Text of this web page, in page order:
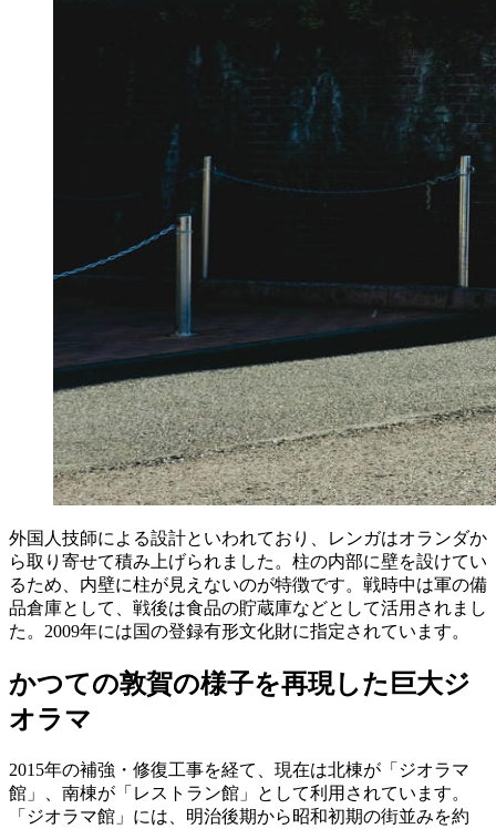
外国人技師による設計といわれており、レンガはオランダか
ら取り寄せて積み上げられました。柱の内部に壁を設けてい
るため、内壁に柱が見えないのが特徴です。戦時中は軍の備
品倉庫として、戦後は食品の貯蔵庫などとして活用されまし
た。2009年には国の登録有形文化財に指定されています。
かつての敦賀の様子を再現した巨大ジ
オラマ
2015年の補強・修復工事を経て、現在は北棟が「ジオラマ
館」、南棟が「レストラン館」として利用されています。
「ジオラマ館」には、明治後期から昭和初期の街並みを約